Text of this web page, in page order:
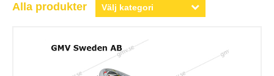
Alla produkter